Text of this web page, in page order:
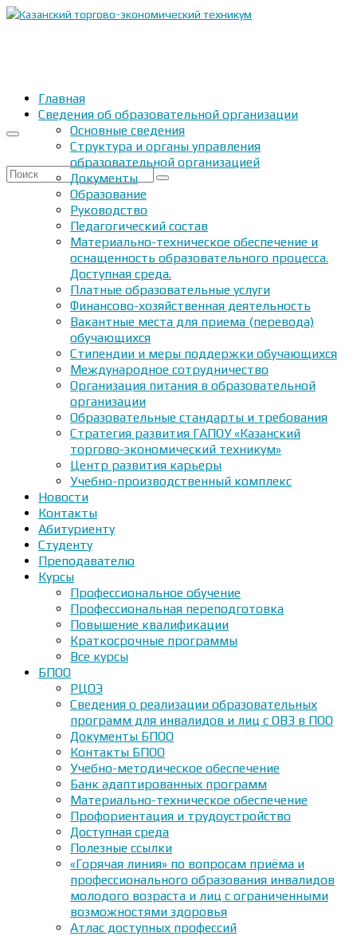
Искать:
Главная
Сведения об образовательной организации
Основные сведения
Структура и органы управления
образовательной организацией
Документы
Образование
Руководство
Педагогический состав
Материально-техническое обеспечение и
оснащенность образовательного процесса.
Доступная среда.
Платные образовательные услуги
Финансово-хозяйственная деятельность
Вакантные места для приема (перевода)
обучающихся
Стипендии и меры поддержки обучающихся
Международное сотрудничество
Организация питания в образовательной
организации
Образовательные стандарты и требования
Стратегия развития ГАПОУ «Казанский
торгово-экономический техникум»
Центр развития карьеры
Учебно-производственный комплекс
Новости
Контакты
Абитуриенту
Студенту
Преподавателю
Курсы
Профессиональное обучение
Профессиональная переподготовка
Повышение квалификации
Краткосрочные программы
Все курсы
БПОО
РЦОЭ
Сведения о реализации образовательных
программ для инвалидов и лиц с ОВЗ в ПОО
Документы БПОО
Контакты БПОО
Учебно-методическое обеспечение
Банк адаптированных программ
Материально-техническое обеспечение
Профориентация и трудоустройство
Доступная среда
Полезные ссылки
«Горячая линия» по вопросам приёма и
профессионального образования инвалидов
молодого возраста и лиц с ограниченными
возможностями здоровья
Атлас доступных профессий